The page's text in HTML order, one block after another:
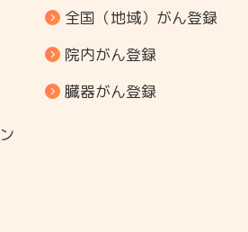
全国（地域）がん登録
院内がん登録
臓器がん登録